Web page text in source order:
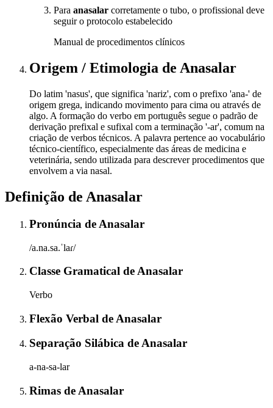
Para anasalar corretamente o tubo, o profissional deve
seguir o protocolo estabelecido
Manual de procedimentos clínicos
Origem / Etimologia de Anasalar
Do latim 'nasus', que significa 'nariz', com o prefixo 'ana-' de
origem grega, indicando movimento para cima ou através de
algo. A formação do verbo em português segue o padrão de
derivação prefixal e sufixal com a terminação '-ar', comum na
criação de verbos técnicos. A palavra pertence ao vocabulário
técnico-científico, especialmente das áreas de medicina e
veterinária, sendo utilizada para descrever procedimentos que
envolvem a via nasal.
Definição de Anasalar
Pronúncia de Anasalar
/a.na.sa.ˈlaɾ/
Classe Gramatical deAnasalar
Verbo
Flexão Verbal de Anasalar
Separação Silábica deAnasalar
a-na-sa-lar
Rimas de Anasalar